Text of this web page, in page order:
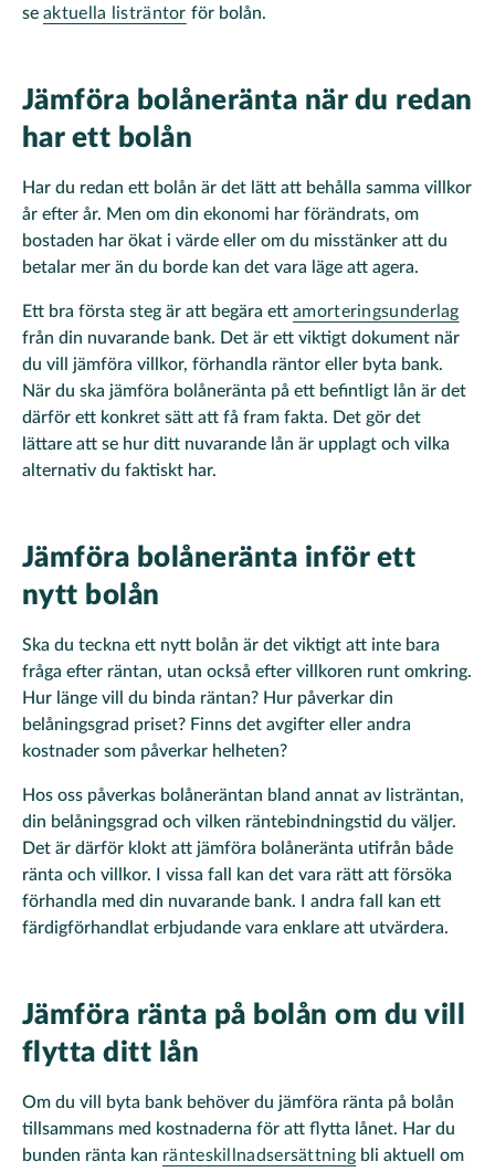
se aktuella listräntor för bolån.
Jämföra bolåneränta när du redan
har ett bolån
Har du redan ett bolån är det lätt att behålla samma villkor
år efter år. Men om din ekonomi har förändrats, om
bostaden har ökat i värde eller om du misstänker att du
betalar mer än du borde kan det vara läge att agera.
Ett bra första steg är att begära ett amorteringsunderlag
från din nuvarande bank. Det är ett viktigt dokument när
du vill jämföra villkor, förhandla räntor eller byta bank.
När du ska jämföra bolåneränta på ett befintligt lån är det
därför ett konkret sätt att få fram fakta. Det gör det
lättare att se hur ditt nuvarande lån är upplagt och vilka
alternativ du faktiskt har.
Jämföra bolåneränta inför ett
nytt bolån
Ska du teckna ett nytt bolån är det viktigt att inte bara
fråga efter räntan, utan också efter villkoren runt omkring.
Hur länge vill du binda räntan? Hur påverkar din
belåningsgrad priset? Finns det avgifter eller andra
kostnader som påverkar helheten?
Hos oss påverkas bolåneräntan bland annat av listräntan,
din belåningsgrad och vilken räntebindningstid du väljer.
Det är därför klokt att jämföra bolåneränta utifrån både
ränta och villkor. I vissa fall kan det vara rätt att försöka
förhandla med din nuvarande bank. I andra fall kan ett
färdigförhandlat erbjudande vara enklare att utvärdera.
Jämföra ränta på bolån om du vill
flytta ditt lån
Om du vill byta bank behöver du jämföra ränta på bolån
tillsammans med kostnaderna för att flytta lånet. Har du
bunden ränta kan ränteskillnadsersättning bli aktuell om